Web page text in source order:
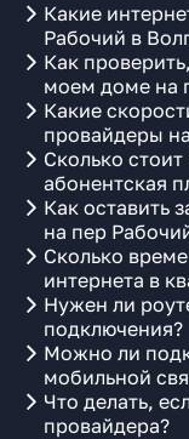
Какие
Рабочий в
Как
моем доме на
Какие
провайдеры
Сколько
абонентская
Как оставить
на пер
Сколько
интернета в
Нужен ли
подключения?
Можно ли
мобильной
Что делать,
провайдера?